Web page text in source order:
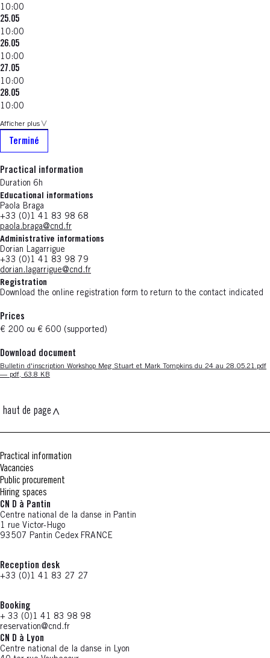
10:00
25.05
10:00
26.05
10:00
27.05
10:00
28.05
10:00
Afficher plus
Terminé
Practical information
Duration 6h
Educational informations
Paola Braga
+33 (0)1 41 83 98 68
paola.braga@cnd.fr
Administrative informations
Dorian Lagarrigue
+33 (0)1 41 83 98 79
dorian.lagarrigue@cnd.fr
Registration
Download the online registration form to return to the contact indicated
Prices
€ 200 ou € 600 (supported)
Download document
Nouvelle fenêtre
Bulletin d'inscription Workshop Meg Stuart et Mark Tompkins du 24 au 28.05.21.pdf
— pdf, 63.8 KB
haut de page
Practical information
Vacancies
Public procurement
Hiring spaces
CN D à Pantin
Centre national de la danse in Pantin
1 rue Victor-Hugo
93507 Pantin Cedex FRANCE
Reception desk
+33 (0)1 41 83 27 27
Booking
+ 33 (0)1 41 83 98 98
reservation@cnd.fr
CN D à Lyon
Centre national de la danse in Lyon